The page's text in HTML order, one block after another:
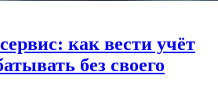
как вести учёт
без своего